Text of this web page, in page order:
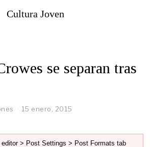
Cultura Joven
se separan tras
15 enero, 2015
> Post Settings > Post Formats tab